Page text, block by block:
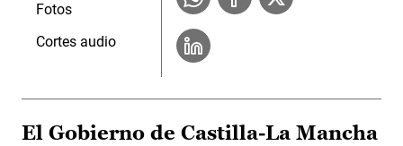
Fotos
Cortes audio
El Gobierno de Castilla-La Mancha